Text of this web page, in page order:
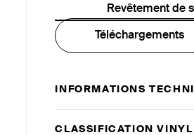
Revêtement de
Téléchargements
INFORMATIONS
CLASSIFICATION VINYL